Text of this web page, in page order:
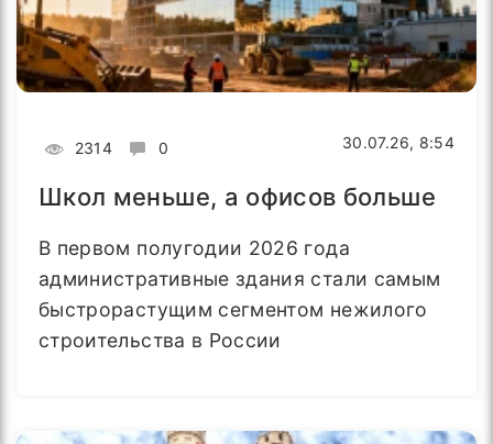
2314 0 30.07.26, 8:54
Школ меньше, а офисов больше
В первом полугодии 2026 года
административные здания стали самым
быстрорастущим сегментом нежилого
строительства в России